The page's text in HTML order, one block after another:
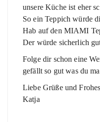
unsere Küche ist eher
So ein Teppich würde
Hab auf den MIAMI
Der würde sicherlich
Folge dir schon eine
gefällt so gut was du
Liebe Grüße und
Katja